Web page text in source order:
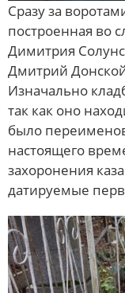
Сразу за
построенная во
Димитрия
Дмитрий
Изначально
так как оно
было
настоящего
захоронения
датируемые